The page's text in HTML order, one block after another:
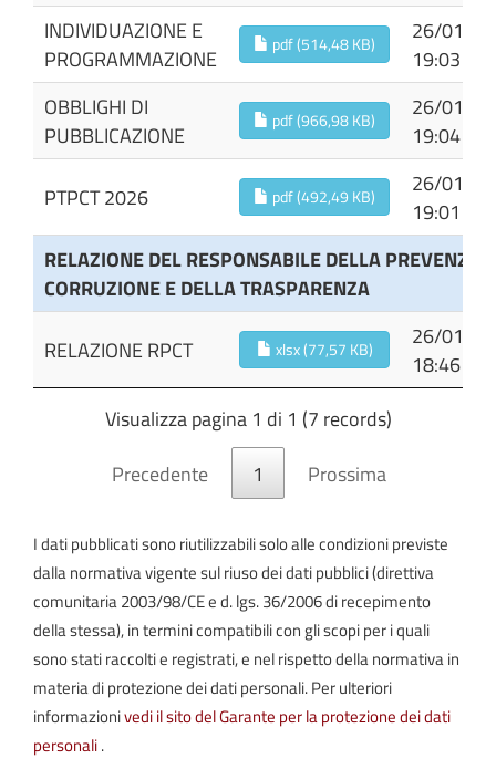
INDIVIDUAZIONE E
PROGRAMMAZIONE
pdf (514,48 KB)
26/01/
19:03
OBBLIGHI DI
PUBBLICAZIONE
pdf (966,98 KB)
26/01/
19:04
PTPCT 2026
pdf (492,49 KB)
26/01/
19:01
RELAZIONE DEL RESPONSABILE DELLA
CORRUZIONE E DELLA TRASPARENZA
RELAZIONE RPCT
xlsx (77,57 KB)
26/01/
18:46
Visualizza pagina 1 di 1 (7 records)
Precedente
1 Prossima
I dati pubblicati sono riutilizzabili solo alle condizioni previste
dalla normativa vigente sul riuso dei dati pubblici (direttiva
comunitaria 2003/98/CE e d. lgs. 36/2006 di recepimento
della stessa), in termini compatibili con gli scopi per i quali
sono stati raccolti e registrati, e nel rispetto della normativa in
materia di protezione dei dati personali. Per ulteriori
informazionivedi il sito del Garante per la protezione dei dati
personali.